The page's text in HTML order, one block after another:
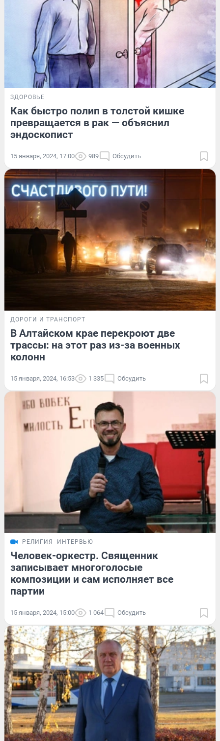
ЗДОРОВЬЕ
Как быстро полип в толстой кишке
превращается в рак — объяснил
эндоскопист
15 января, 2024, 17:00 989 Обсудить
ДОРОГИ И ТРАНСПОРТ
В Алтайском крае перекроют две
трассы: на этот раз из-за военных
колонн
15 января, 2024, 16:53 1 335 Обсудить
РЕЛИГИЯ ИНТЕРВЬЮ
Человек-оркестр. Священник
записывает многоголосые
композиции и сам исполняет все
партии
15 января, 2024, 15:00 1 064 Обсудить